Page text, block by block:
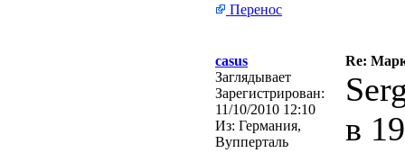
Перенос
casus
Re:
Заглядывает
Зарегистрирован:
11/10/2010 12:10
Из: Германия,
Вупперталь
в